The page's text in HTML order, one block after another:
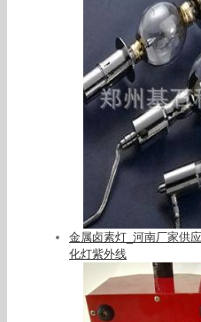
金属卤素灯_河南厂家供
化灯紫外线